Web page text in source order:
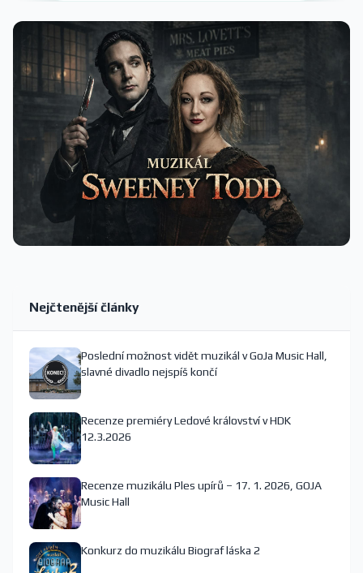
Nejčtenější články
Poslední možnost vidět muzikál v GoJa Music Hall,
slavné divadlo nejspíš končí
Recenze premiéry Ledové království v HDK
12.3.2026
Recenze muzikálu Ples upírů – 17. 1. 2026, GOJA
Music Hall
Konkurz do muzikálu Biograf láska 2